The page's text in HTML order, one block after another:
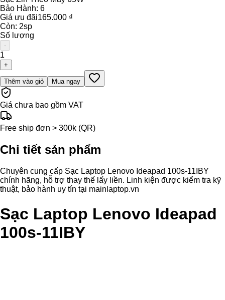
Bảo Hành: 6
Giá ưu đãi165.000 ₫
Còn: 2sp
Số lượng
-
1
+
Thêm vào giỏ Mua ngay
Giá chưa bao gồm VAT
Free ship đơn > 300k (QR)
Chi tiết sản phẩm
Chuyên cung cấp Sạc Laptop Lenovo Ideapad 100s-11IBY
chính hãng, hỗ trợ thay thế lấy liền. Linh kiện được kiểm tra kỹ
thuật, bảo hành uy tín tại mainlaptop.vn
Sạc Laptop Lenovo Ideapad
100s-11IBY